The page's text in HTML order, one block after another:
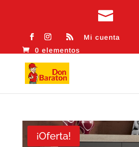
Mi cuenta
0 elementos
¡Oferta!